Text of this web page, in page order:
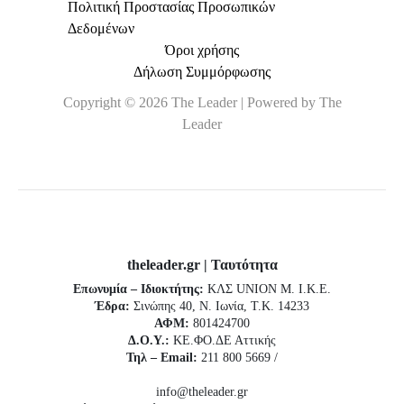
Πολιτική Προστασίας Προσωπικών
Δεδομένων
Όροι χρήσης
Δήλωση Συμμόρφωσης
Copyright © 2026 The Leader | Powered by The
Leader
theleader.gr | Ταυτότητα
Επωνυμία – Ιδιοκτήτης: ΚΛΣ UNION Μ. Ι.Κ.Ε.
Έδρα: Σινώπης 40, Ν. Ιωνία, Τ.Κ. 14233
ΑΦΜ: 801424700
Δ.Ο.Υ.: ΚΕ.ΦΟ.ΔΕ Αττικής
Τηλ – Email: 211 800 5669 /
info@theleader.gr